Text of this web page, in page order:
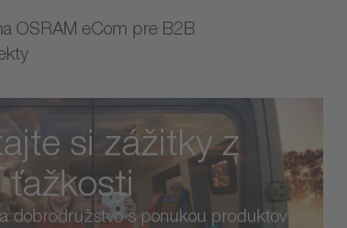
OSRAM eCom pre B2B
si zážitky z
ťažkosti
dobrodružstvo s ponukou produktov